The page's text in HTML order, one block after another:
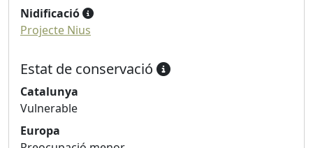
Nidificació
Projecte Nius
Estat de conservació
Catalunya
Vulnerable
Europa